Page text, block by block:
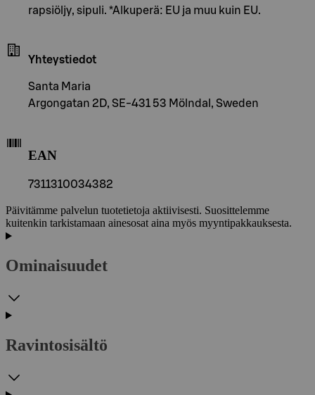
rapsiöljy, sipuli. *Alkuperä: EU ja muu kuin EU.
Yhteystiedot
Santa Maria
Argongatan 2D, SE-431 53 Mölndal, Sweden
EAN
7311310034382
Päivitämme palvelun tuotetietoja aktiivisesti. Suosittelemme
kuitenkin tarkistamaan ainesosat aina myös myyntipakkauksesta.
Ominaisuudet
Ravintosisältö